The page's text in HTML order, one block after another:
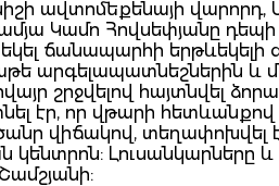
ավտոմեքենայի վարորդ,
Կամո Հովսեփյանը
ճանապարհի երթևեկելի
արգելապատնեշներին և
շրջվելով հայտնվել
էր, որ վթարի հետևանքով
վիճակով, տեղափոխվել
կենտրոն: Լուսանկարները և